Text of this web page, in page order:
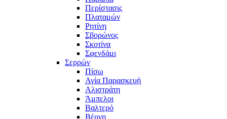
Περίστασις
Πλαταμών
Ρητίνη
Σβορώνος
Σκοτίνα
Σφενδάμι
Σερρών
Πίσω
Αγία Παρασκευή
Αλιστράτη
Άμπελοι
Βαλτερό
Βέργη